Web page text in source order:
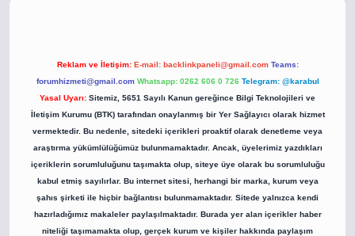
Reklam ve İletişim: E-mail: backlinkpaneli@gmail.com Teams:
forumhizmeti@gmail.com Whatsapp: 0262 606 0 726 Telegram: @karabul
Yasal Uyarı: Sitemiz, 5651 Sayılı Kanun gereğince Bilgi Teknolojileri ve
İletişim Kurumu (BTK) tarafından onaylanmış bir Yer Sağlayıcı olarak hizmet
vermektedir. Bu nedenle, sitedeki içerikleri proaktif olarak denetleme veya
araştırma yükümlülüğümüz bulunmamaktadır. Ancak, üyelerimiz yazdıkları
içeriklerin sorumluluğunu taşımakta olup, siteye üye olarak bu sorumluluğu
kabul etmiş sayılırlar. Bu internet sitesi, herhangi bir marka, kurum veya
şahıs şirketi ile hiçbir bağlantısı bulunmamaktadır. Sitede yalnızca kendi
hazırladığımız makaleler paylaşılmaktadır. Burada yer alan içerikler haber
niteliği taşımamakta olup, gerçek kurum ve kişiler hakkında paylaşım